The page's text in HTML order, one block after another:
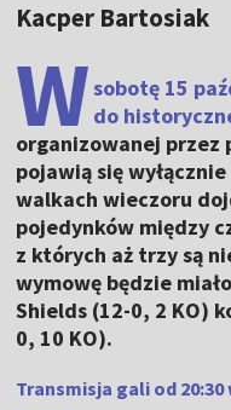
Kacper Bartosiak
Wsobotę 15
do
organizowanej przez
pojawią się
walkach wieczoru
pojedynków między
z których aż trzy są
wymowę będzie
Shields (12-0, 2 KO)
0, 10 KO).
Transmisja gali od 20:30